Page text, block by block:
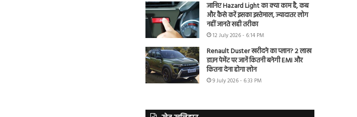
जानिए Hazard Light का क्या काम है, कब
और कैसे करें इसका इस्तेमाल, ज्यादातर लोग
नहीं जानते सही तरीका
12 July 2026 - 6:14 PM
Renault Duster खरीदने का प्लान? 2 लाख
डाउन पेमेंट पर जानें कितनी बनेगी EMI और
कितना देना होगा लोन
9 July 2026 - 6:33 PM